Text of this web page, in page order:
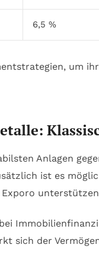
6,5 %
Anlagen
ist es
sich der